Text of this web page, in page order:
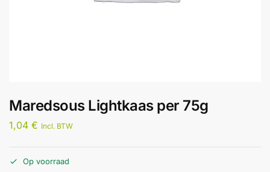
Maredsous Lightkaas per 75g
1,04 € Incl. BTW
Op voorraad